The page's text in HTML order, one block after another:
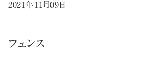
2021年11月09日
フェンス